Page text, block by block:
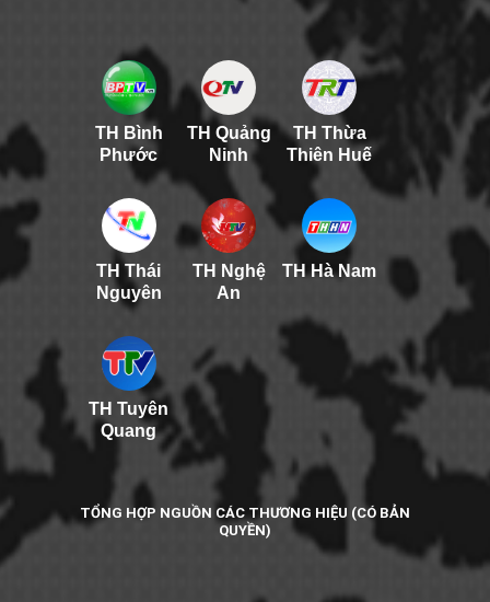
TH Bình
Phước
TH Quảng
Ninh
TH Thừa
Thiên Huế
TH Thái
Nguyên
TH Nghệ
An
TH Hà Nam
TH Tuyên
Quang
TỔNG HỢP NGUỒN CÁC THƯƠNG HIỆU (CÓ BẢN
QUYỀN)